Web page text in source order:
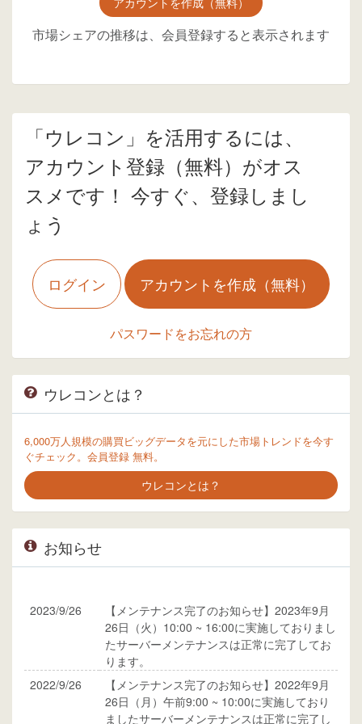
市場シェアの推移は、会員登録すると表示されます
「ウレコン」を活用するには、
アカウント登録（無料）がオス
スメです！ 今すぐ、登録しまし
ょう
ログイン アカウントを作成（無料）
パスワードをお忘れの方
ウレコンとは？
6,000万人規模の購買ビッグデータを元にした市場トレンドを今す
ぐチェック。会員登録 無料。
ウレコンとは？
お知らせ
2023/9/26
【メンテナンス完了のお知らせ】2023年9月
26日（火）10:00 ~ 16:00に実施しておりまし
たサーバーメンテナンスは正常に完了してお
ります。
2022/9/26
【メンテナンス完了のお知らせ】2022年9月
26日（月）午前9:00 ~ 10:00に実施しており
ましたサーバーメンテナンスは正常に完了し